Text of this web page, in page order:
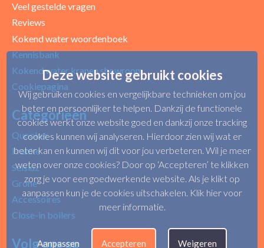
Veel gestelde vragen
Reviews
Kokend water woordenboek
Kennisbank
Kokend water kranen showroom
Cookiepagina
Categorieën
Quooker
Franke
Selsiuz
Grohe
Accessoires
Close-in boilers
Volg ons op
Deze website gebruikt cookies
Wij gebruiken cookies en vergelijkbare technieken om jou
beter en persoonlijker te helpen. Dankzij de functionele
cookies werkt onze website goed en dankzij onze tracking
cookies kunnen wij analyseren. Hierdoor zien wij wat er
beter kan en kunnen wij dit voor jou verbeteren. Wil je meer
weten over onze cookies? Door op ‘Accepteren’ te klikken
zorg je voor een goedwerkende website. Als je klikt op
aanpassen kun je de cookies uitschakelen. Klik hier voor
meer informatie.
Aanpassen Accepteren Weigeren